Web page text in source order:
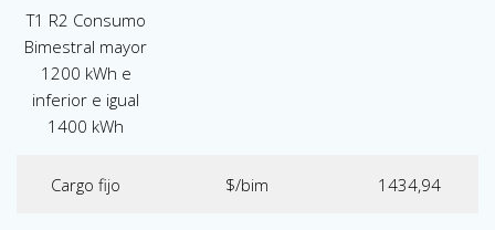
T1 R2 Consumo
Bimestral mayor
1200 kWh e
inferior e igual
1400 kWh
Cargo fijo $/bim 1434,94